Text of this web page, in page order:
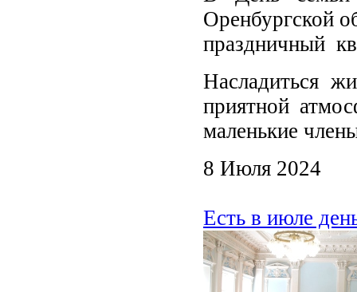
Оренбургской
праздничный
Насладиться
приятной
маленькие
8 Июля 2024
Есть в июле